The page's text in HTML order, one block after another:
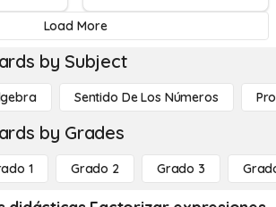
Load More
by Subject
Sentido De Los Números
by Grades
1 Grado 2 Grado 3